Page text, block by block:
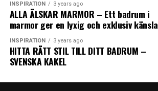
FISKBEN KAKEL
Leave your vote
Leave your vote
INSPIRATION 3 years ago
ALLA ÄLSKAR MARMOR – Ett badrum i
marmor ger en lyxig och exklusiv känsla
INSPIRATION 3 years ago
HITTA RÄTT STIL TILL DITT BADRUM –
SVENSKA KAKEL